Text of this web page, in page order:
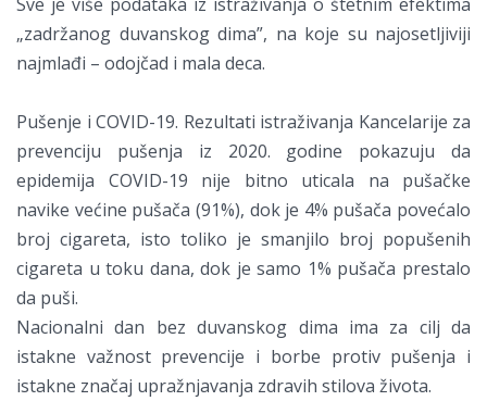
Sve je više podataka iz istraživanja o štetnim efektima
„zadržanog duvanskog dima”, na koje su najosetljiviji
najmlađi – odojčad i mala deca.
Pušenje i COVID-19. Rezultati istraživanja Kancelarije za
prevenciju pušenja iz 2020. godine pokazuju da
epidemija COVID-19 nije bitno uticala na pušačke
navike većine pušača (91%), dok je 4% pušača povećalo
broj cigareta, isto toliko je smanjilo broj popušenih
cigareta u toku dana, dok je samo 1% pušača prestalo
da puši.
Nacionalni dan bez duvanskog dima ima za cilj da
istakne važnost prevencije i borbe protiv pušenja i
istakne značaj upražnjavanja zdravih stilova života.